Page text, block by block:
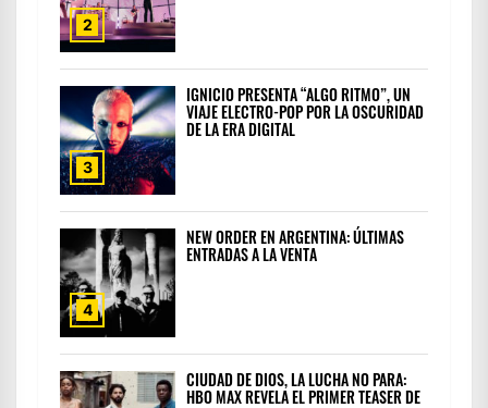
2
3
IGNICIO PRESENTA “ALGO RITMO”, UN
VIAJE ELECTRO-POP POR LA OSCURIDAD
DE LA ERA DIGITAL
4
NEW ORDER EN ARGENTINA: ÚLTIMAS
ENTRADAS A LA VENTA
CIUDAD DE DIOS, LA LUCHA NO PARA:
HBO MAX REVELA EL PRIMER TEASER DE